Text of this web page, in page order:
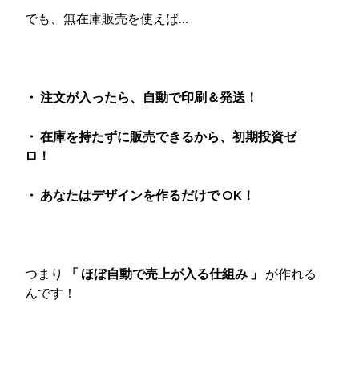
でも、無在庫販売を使えば…
・ 注文が入ったら、自動で印刷＆発送！
・ 在庫を持たずに販売できるから、初期投資ゼ
ロ！
・ あなたはデザインを作るだけで OK！
つまり 「 ほぼ自動で売上が入る仕組み 」
が作れる
んです！